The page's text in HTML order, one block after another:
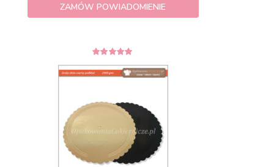
ZAMÓW POWIADOMIENIE
5z 5